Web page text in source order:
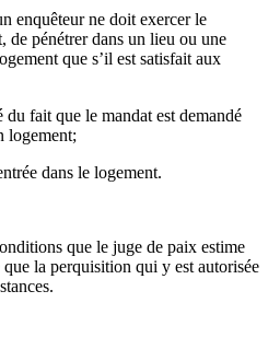
enquêteur ne doit exercer le
de pénétrer dans un lieu ou une
que s’il est satisfait aux
fait que le mandat est demandé
logement;
dans le logement.
que le juge de paix estime
la perquisition qui y est autorisée